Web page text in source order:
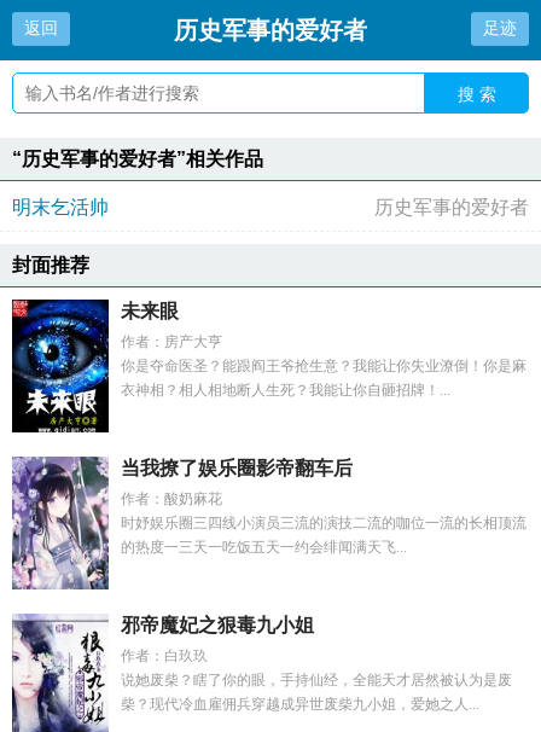
返回 历史军事的爱好者 足迹
搜 索
“历史军事的爱好者”相关作品
明末乞活帅 历史军事的爱好者
封面推荐
未来眼
作者：房产大亨
你是夺命医圣？能跟阎王爷抢生意？我能让你失业潦倒！你是麻
衣神相？相人相地断人生死？我能让你自砸招牌！...
当我撩了娱乐圈影帝翻车后
作者：酸奶麻花
时妤娱乐圈三四线小演员三流的演技二流的咖位一流的长相顶流
的热度一三天一吃饭五天一约会绯闻满天飞...
邪帝魔妃之狠毒九小姐
作者：白玖玖
说她废柴？瞎了你的眼，手持仙经，全能天才居然被认为是废
柴？现代冷血雇佣兵穿越成异世废柴九小姐，爱她之人...